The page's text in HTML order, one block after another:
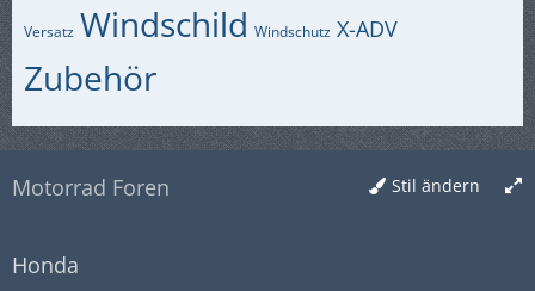
Versatz Windschild Windschutz X-ADV
Zubehör
Stil ändern
Motorrad Foren
Honda